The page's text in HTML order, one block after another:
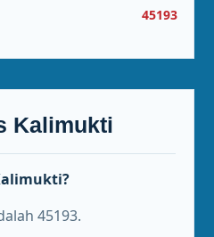
45193
Kalimukti
45193.